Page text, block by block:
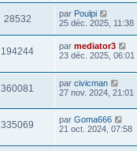
28532 par Poulpi
25 déc. 2025, 11:38
194244 par mediator3
23 déc. 2025, 06:01
360081 par civicman
27 nov. 2024, 21:01
335069 par Goma666
21 oct. 2024, 07:58